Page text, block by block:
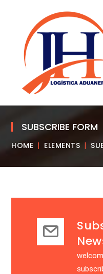
SUBSCRIBE FORM
HOME ELEMENTS